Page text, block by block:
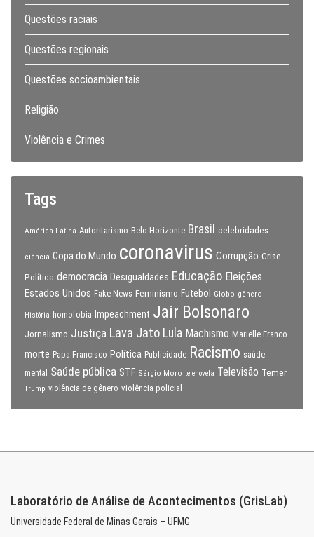
Questões raciais
Questões regionais
Questões socioambientais
Religião
Violência e Crimes
Tags
América Latina Autoritarismo Belo Horizonte Brasil celebridades
ciência Copa do Mundo coronavirus Corrupção Crise
Política democracia Desigualdades Educação Eleições
Estados Unidos Fake News Feminismo Futebol Globo gênero
História homofobia Impeachment Jair Bolsonaro
Jornalismo Justiça Lava Jato Lula Machismo Marielle Franco
morte Papa Francisco Política Publicidade Racismo saúde
mental
Saúde pública STF Sérgio Moro telenovela Televisão Temer
Trump violência de gênero violência policial
Laboratório de Análise de Acontecimentos (GrisLab)
Universidade Federal de Minas Gerais – UFMG